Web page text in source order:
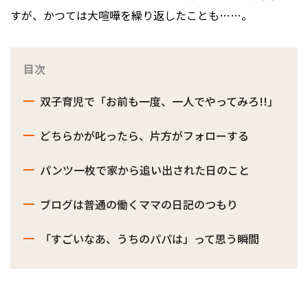
すが、かつては大喧嘩を繰り返したことも……。
目次
双子育児で「お前も一度、一人でやってみろ!!」
どちらかが叱ったら、片方がフォローする
パンツ一枚で家から追い出された日のこと
ブログは普通の働くママの日記のつもり
「すごいなあ、うちのパパは」って思う瞬間